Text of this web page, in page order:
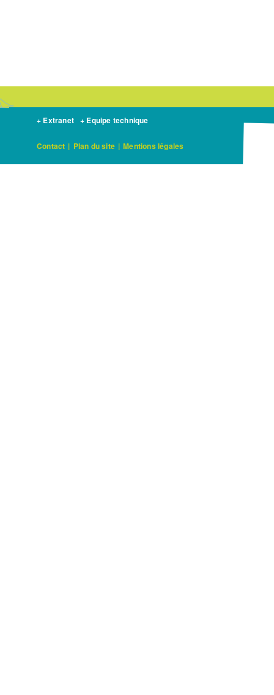
+ Extranet + Equipe technique
Contact | Plan du site | Mentions légales